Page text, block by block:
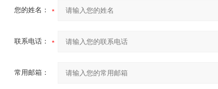
您的姓名：
联系电话：
常用邮箱：